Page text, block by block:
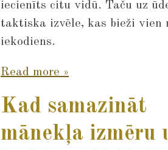
iecienīts citu vidū. Taču uz
taktiska izvēle, kas bieži vien
iekodiens.
Read more »
Kad samazināt
mānekļa izmēru